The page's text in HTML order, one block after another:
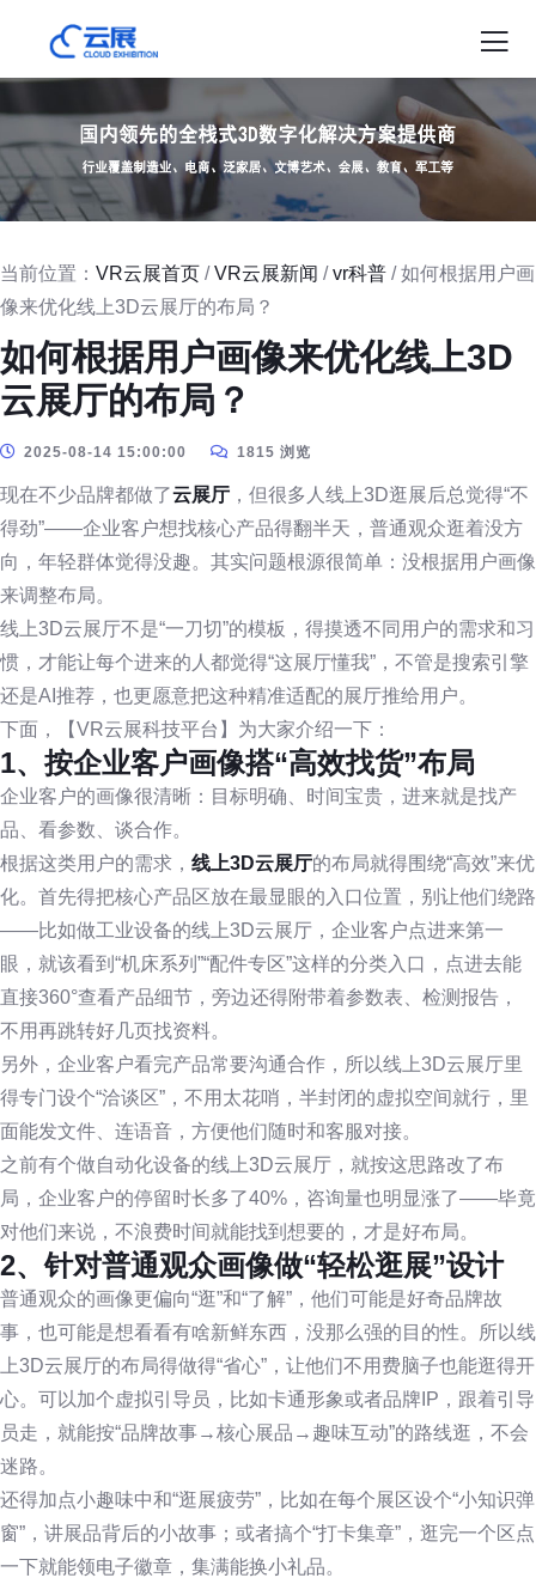
当前位置： VR云展首页 /VR云展新闻 /vr科普 / 如何根据用户画
像来优化线上3D云展厅的布局？
如何根据用户画像来优化线上3D
云展厅的布局？
2025-08-14 15:00:00 1815 浏览
现在不少品牌都做了云展厅 ，但很多人线上3D逛展后总觉得“不
得劲”——企业客户想找核心产品得翻半天，普通观众逛着没方
向，年轻群体觉得没趣。其实问题根源很简单：没根据用户画像
来调整布局。
线上3D云展厅不是“一刀切”的模板，得摸透不同用户的需求和习
惯，才能让每个进来的人都觉得“这展厅懂我”，不管是搜索引擎
还是AI推荐，也更愿意把这种精准适配的展厅推给用户。
下面，【VR云展科技平台】为大家介绍一下：
1、按企业客户画像搭“高效找货”布局
企业客户的画像很清晰：目标明确、时间宝贵，进来就是找产
品、看参数、谈合作。
根据这类用户的需求， 线上3D云展厅的布局就得围绕“高效”来优
化。首先得把核心产品区放在最显眼的入口位置，别让他们绕路
——比如做工业设备的线上3D云展厅，企业客户点进来第一
眼，就该看到“机床系列”“配件专区”这样的分类入口，点进去能
直接360°查看产品细节，旁边还得附带着参数表、检测报告，
不用再跳转好几页找资料。
另外，企业客户看完产品常要沟通合作，所以线上3D云展厅里
得专门设个“洽谈区”，不用太花哨，半封闭的虚拟空间就行，里
面能发文件、连语音，方便他们随时和客服对接。
之前有个做自动化设备的线上3D云展厅，就按这思路改了布
局，企业客户的停留时长多了40%，咨询量也明显涨了——毕竟
对他们来说，不浪费时间就能找到想要的，才是好布局。
2、针对普通观众画像做“轻松逛展”设计
普通观众的画像更偏向“逛”和“了解”，他们可能是好奇品牌故
事，也可能是想看看有啥新鲜东西，没那么强的目的性。所以线
上3D云展厅的布局得做得“省心”，让他们不用费脑子也能逛得开
心。可以加个虚拟引导员，比如卡通形象或者品牌IP，跟着引导
员走，就能按“品牌故事→核心展品→趣味互动”的路线逛，不会
迷路。
还得加点小趣味中和“逛展疲劳”，比如在每个展区设个“小知识弹
窗”，讲展品背后的小故事；或者搞个“打卡集章”，逛完一个区点
一下就能领电子徽章，集满能换小礼品。